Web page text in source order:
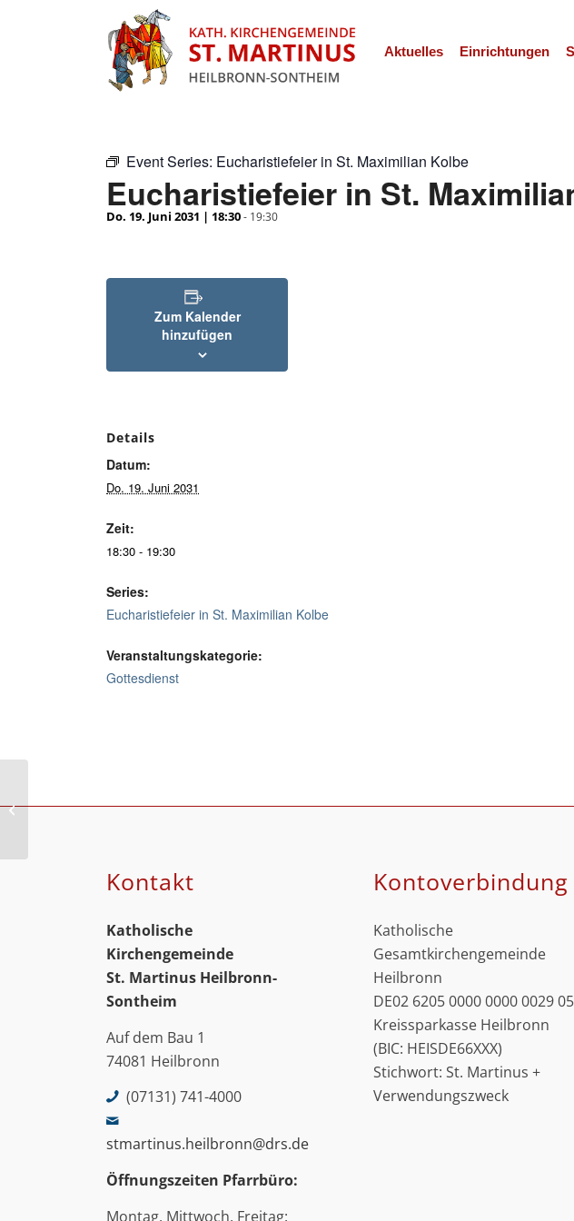
Aktuelles Einrichtungen
Event Series: Eucharistiefeier in St. Maximilian Kolbe
Eucharistiefeier in St.
Do. 19. Juni 2031 | 18:30- 19:30
Zum Kalender
hinzufügen
Details
Datum:
Do. 19. Juni 2031
Zeit:
18:30 - 19:30
Series:
Eucharistiefeier in St. Maximilian Kolbe
Veranstaltungskategorie:
Gottesdienst
Kontakt
Katholische
Kirchengemeinde
St. Martinus Heilbronn-
Sontheim
Auf dem Bau 1
74081 Heilbronn
(07131) 741-4000
stmartinus.heilbronn@drs.de
Öffnungszeiten Pfarrbüro:
Montag, Mittwoch, Freitag:
Kontoverbindung
Katholische
Gesamtkirchengemeinde
Heilbronn
DE02 6205 0000 0000 0029 05
Kreissparkasse Heilbronn
(BIC: HEISDE66XXX)
Stichwort: St. Martinus +
Verwendungszweck
Eucharistiefeier in Heilig Geist